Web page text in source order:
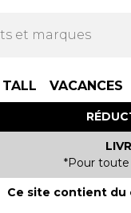
TALL VACANCES
*Pour
Ce site contient du